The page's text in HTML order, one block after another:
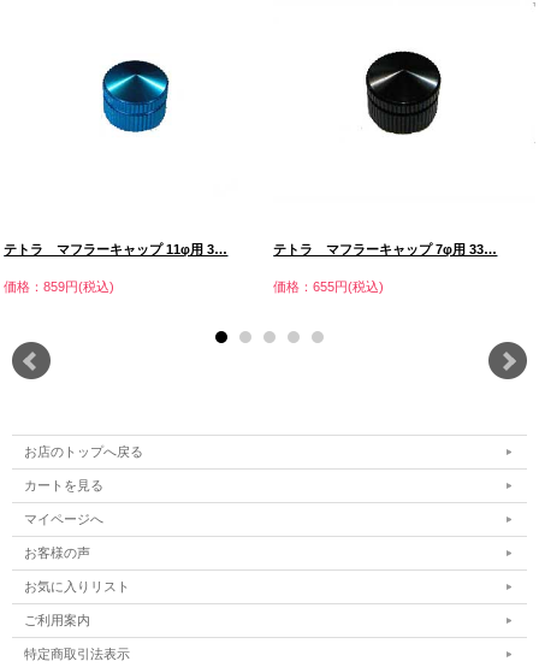
テトラ マフラーキャップ 11φ用 3…
価格：859円(税込)
テトラ マフラーキャップ 7φ用 33…
価格：655円(税込)
お店のトップへ戻る
カートを見る
マイページへ
お客様の声
お気に入りリスト
ご利用案内
特定商取引法表示